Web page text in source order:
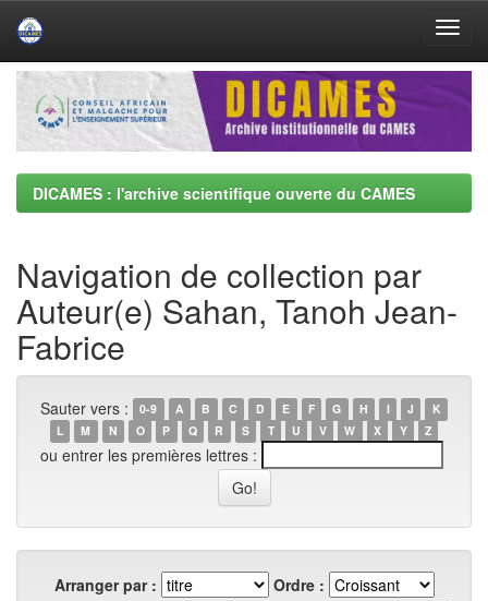
Skip
navigation
DICAMES : l'archive scientifique ouverte du CAMES
Navigation de collection par
Auteur(e) Sahan, Tanoh Jean-
Fabrice
Sauter vers : 0-9 A B C D E F G H I J
K
L
M N O P Q R S T U V W X Y Z
ou entrer les premières lettres :
Arranger par :
Ordre :